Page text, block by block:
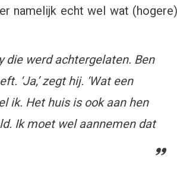
namelijk echt wel wat (hogere)
die werd achtergelaten. Ben
‘Ja,’ zegt hij. ‘Wat een
ik. Het huis is ook aan hen
Ik moet wel aannemen dat